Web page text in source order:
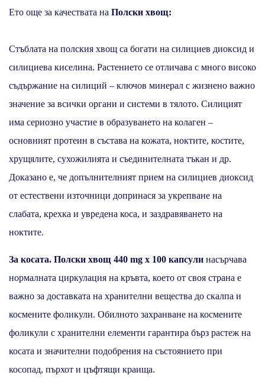
Ето още за качествата на Полски хвощ:
Стъблата на полския хвощ са богати на силициев диоксид и
силициева киселина. Растението се отличава с много високо
съдържание на силиций – ключов минерал с жизнено важно
значение за всички органи и системи в тялото. Силицият
има сериозно участие в образуването на колаген –
основният протеин в състава на кожата, ноктите, костите,
хрущялите, сухожилията и съединителната тъкан и др.
Доказано е, че допълнителният прием на силициев диоксид
от естествени източници допринася за укрепване на
слабата, крехка и увредена коса, и заздравяването на
ноктите.
За косата. Полски хвощ 440 mg x 100 капсули насърчава
нормалната циркулация на кръвта, което от своя страна е
важно за доставката на хранителни вещества до скалпа и
космените фоликули. Обилното захранване на космените
фоликули с хранителни елементи гарантира бърз растеж на
косата и значителни подобрения на състоянието при
косопад, пърхот и цъфтящи краища.